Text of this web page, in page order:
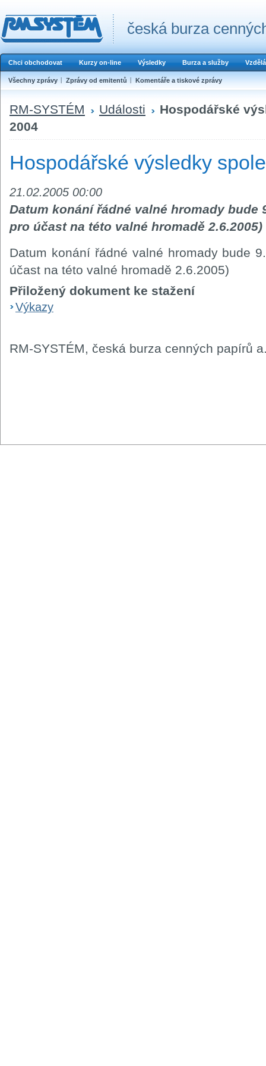
česká burza
Chci obchodovat Kurzy on-line Výsledky Burza a služby
Všechny zprávy Zprávy od emitentů Komentáře a tiskové zprávy
RM-SYSTÉM Události
Hospodářské
2004
Hospodářské výsledky
21.02.2005 00:00
Datum konání řádné valné hromady bude
pro účast na této valné hromadě 2.6.2005)
Datum konání řádné valné hromady bude
účast na této valné hromadě 2.6.2005)
Přiložený dokument ke stažení
Výkazy
RM-SYSTÉM, česká burza cenných papírů